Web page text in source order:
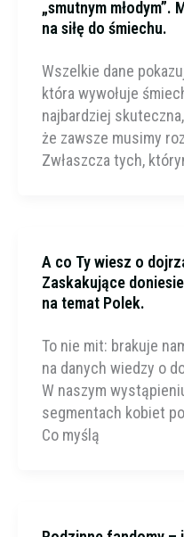
„smutnym młodym”.
na siłę do śmiechu.
Wszelkie dane
która wywołuje
najbardziej
że zawsze musimy
Zwłaszcza tych,
A co Ty wiesz o
Zaskakujące
na temat Polek.
To nie mit: brakuje
na danych wiedzy o
W naszym
segmentach kobiet
Co myślą